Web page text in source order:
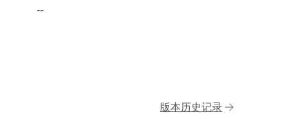
--
版本历史记录